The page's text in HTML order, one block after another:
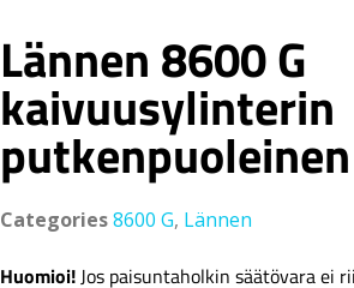
Lännen 8600 G
kaivuusylinterin
putkenpuoleinen
Categories8600 G, Lännen
Huomioi!Jos paisuntaholkin säätövara ei